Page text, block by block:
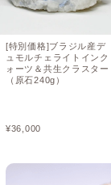
[特別価格]ブラジル産デ
ュモルチェライトインク
ォーツ＆共生クラスター
（原石240g）
¥36,000